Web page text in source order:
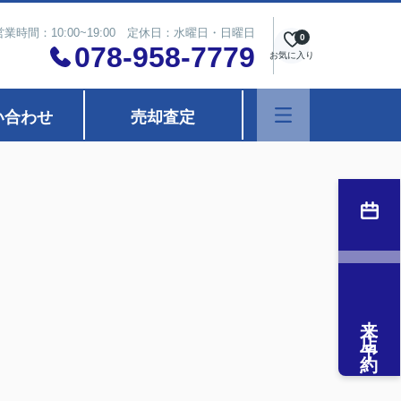
業時間：10:00~19:00 定休日：水曜日・日曜日
078-958-7779 お気に入り
0
合わせ 売却査定
来店予約